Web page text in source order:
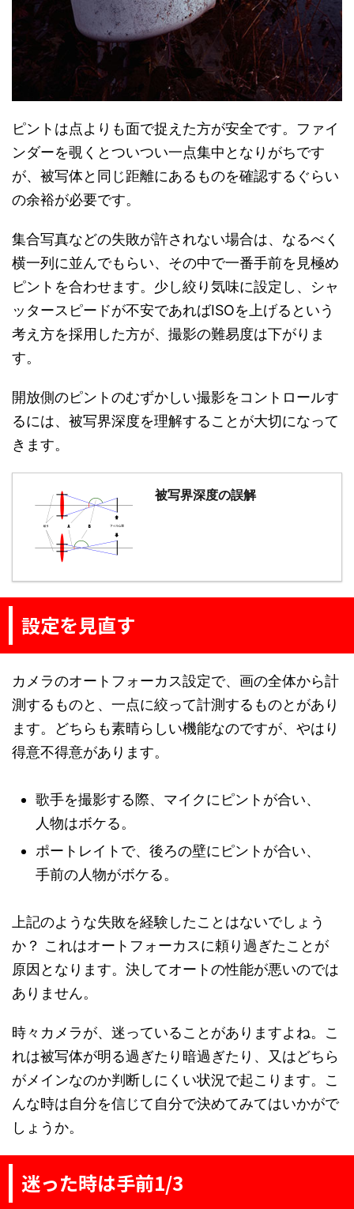
ピントは点よりも面で捉えた方が安全です。ファイ
ンダーを覗くとついつい一点集中となりがちです
が、被写体と同じ距離にあるものを確認するぐらい
の余裕が必要です。
集合写真などの失敗が許されない場合は、なるべく
横一列に並んでもらい、その中で一番手前を見極め
ピントを合わせます。少し絞り気味に設定し、シャ
ッタースピードが不安であればISOを上げるという
考え方を採用した方が、撮影の難易度は下がりま
す。
開放側のピントのむずかしい撮影をコントロールす
るには、被写界深度を理解することが大切になって
きます。
被写界深度の誤解
設定を見直す
カメラのオートフォーカス設定で、画の全体から計
測するものと、一点に絞って計測するものとがあり
ます。どちらも素晴らしい機能なのですが、やはり
得意不得意があります。
歌手を撮影する際、マイクにピントが合い、
人物はボケる。
ポートレイトで、後ろの壁にピントが合い、
手前の人物がボケる。
上記のような失敗を経験したことはないでしょう
か？ これはオートフォーカスに頼り過ぎたことが
原因となります。決してオートの性能が悪いのでは
ありません。
時々カメラが、迷っていることがありますよね。こ
れは被写体が明る過ぎたり暗過ぎたり、又はどちら
がメインなのか判断しにくい状況で起こります。こ
んな時は自分を信じて自分で決めてみてはいかがで
しょうか。
迷った時は手前1/3